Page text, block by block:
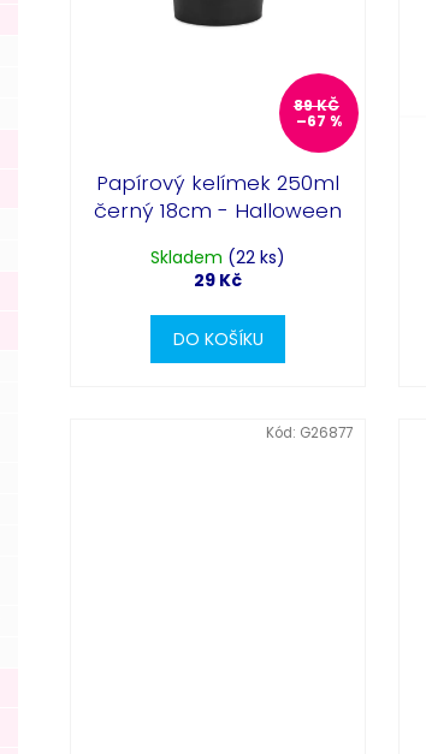
89 KČ
–67 %
Papírový kelímek 250ml
černý 18cm - Halloween
Skladem (22 ks)
29 Kč
DO KOŠÍKU
Kód: G26877